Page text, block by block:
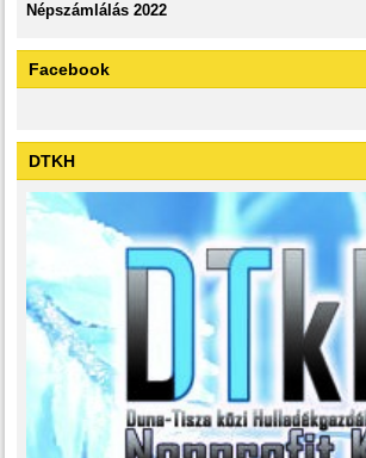
Népszámlálás 2022
Facebook
DTKH